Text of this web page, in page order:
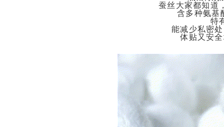
蚕丝大家都知道
含多种氨基
特
能减少私密
体贴又安